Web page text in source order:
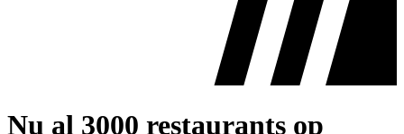
Nu al 3000 restaurants op